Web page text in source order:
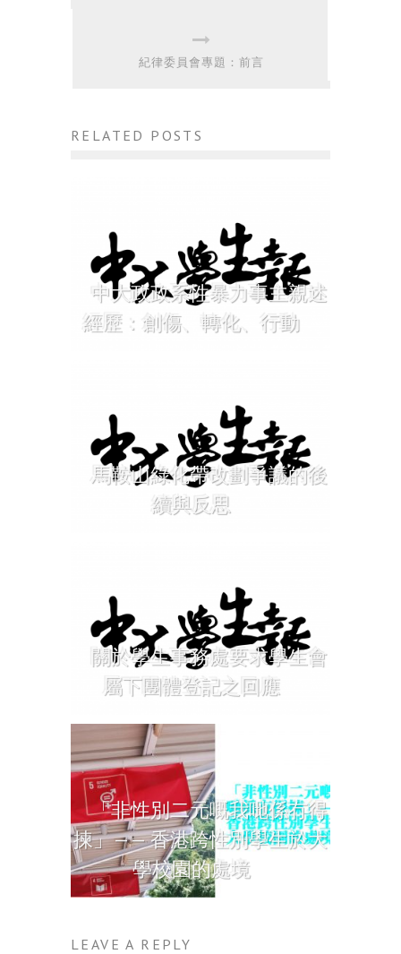
紀律委員會專題：前言
RELATED POSTS
中大政政系性暴力事主親述
經歷：創傷、轉化、行動
馬鞍山綠化帶改劃爭議的後
續與反思
關於學生事務處要求學生會
屬下團體登記之回應
「非性別二元嘅我哋係冇得
揀」—— 香港跨性別學生於大
學校園的處境
LEAVE A REPLY